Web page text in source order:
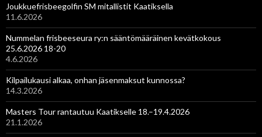
Joukkuefrisbeegolfin SM mitallistit Kaatiksella
11.6.2026
Nummelan frisbeeseura ry:n sääntömääräinen kevätkokous
25.6.2026 18-20
4.6.2026
Kilpailukausi alkaa, onhan jäsenmaksut kunnossa?
14.3.2026
Masters Tour rantautuu Kaatikselle 18.–19.4.2026
21.1.2026